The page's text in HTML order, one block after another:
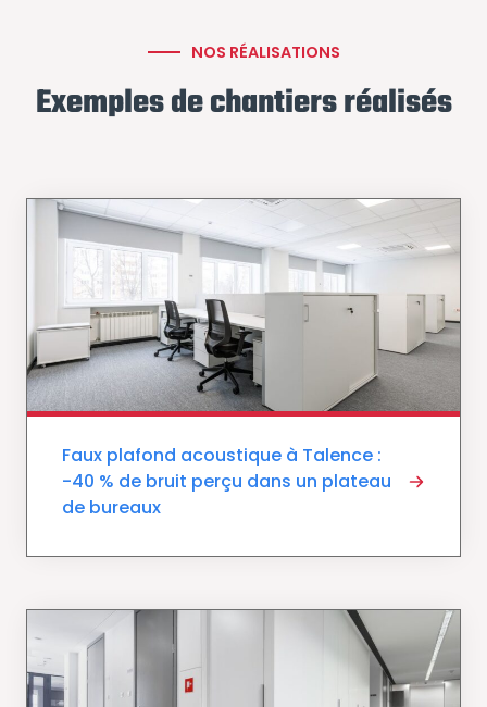
NOS RÉALISATIONS
Exemples de chantiers réalisés
Faux plafond acoustique à Talence :
-40 % de bruit perçu dans un plateau
de bureaux